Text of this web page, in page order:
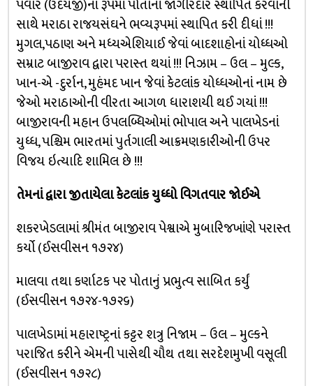
પવાર (ઉદયજી)નાં રૂપમાં પોતાનાં જાગીરદાર સ્થાપિત કરવાની
સાથે મરાઠા રાજયસંઘને ભવ્યરૂપમાં સ્થાપિત કરી દીધાં !!!
મુગલ,પઠાણ અને મધ્યએશિયાઈ જેવાં બાદશાહોનાં યોધ્ધઓ
સમ્રાટ બાજીરાવ દ્વારા પરાસ્ત થયાં !!! નિઝામ – ઉલ – મુલ્ક,
ખાન-એ -દુર્રાન, મુહંમદ ખાન જેવાં કેટલાંક યોધ્ધઓનાં નામ છે
જેઓ મરાઠાઓની વીરતા આગળ ધારાશયી થઈ ગયાં !!!
બાજીરાવની મહાન ઉપલબ્ધિઓમાં ભોપાલ અને પાલખેડનાં
યુધ્ધ, પશ્ચિમ ભારતમાં પુર્તગાલી આક્રમણકારીઓની ઉપર
વિજય ઇત્યાદિ શામિલ છે !!!
તેમનાં દ્વારા જીતાયેલા કેટલાંક યુધ્ધો વિગતવાર જોઈએ
શકરખેડલામાં શ્રીમંત બાજીરાવ પેશ્વાએ મુબારિજખાંણે પરાસ્ત
કર્યો (ઈસવીસન ૧૭૨૪)
માલવા તથા કર્ણાટક પર પોતાનું પ્રભુત્વ સાબિત કર્યું
(ઈસવીસન ૧૭૨૪-૧૭૨૬)
પાલખેડામાં મહારાષ્ટ્રનાં કટ્ટર શત્રુ નિજામ – ઉલ – મુલ્કને
પરાજિત કરીને એમની પાસેથી ચૌથ તથા સરદેશમુખી વસૂલી
(ઈસવીસન ૧૭૨૮)